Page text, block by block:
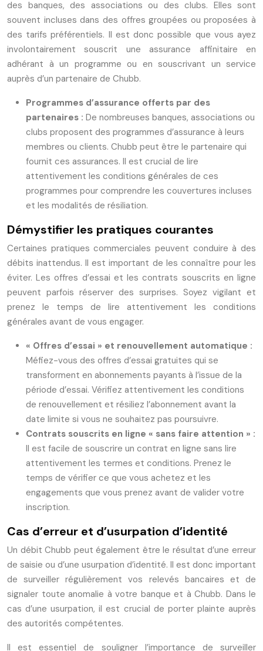
des banques, des associations ou des clubs. Elles sont
souvent incluses dans des offres groupées ou proposées à
des tarifs préférentiels. Il est donc possible que vous ayez
involontairement souscrit une assurance affinitaire en
adhérant à un programme ou en souscrivant un service
auprès d’un partenaire de Chubb.
Programmes d’assurance offerts par des
partenaires : De nombreuses banques, associations ou
clubs proposent des programmes d’assurance à leurs
membres ou clients. Chubb peut être le partenaire qui
fournit ces assurances. Il est crucial de lire
attentivement les conditions générales de ces
programmes pour comprendre les couvertures incluses
et les modalités de résiliation.
Démystifier les pratiques courantes
Certaines pratiques commerciales peuvent conduire à des
débits inattendus. Il est important de les connaître pour les
éviter. Les offres d’essai et les contrats souscrits en ligne
peuvent parfois réserver des surprises. Soyez vigilant et
prenez le temps de lire attentivement les conditions
générales avant de vous engager.
« Offres d’essai » et renouvellement automatique :
Méfiez-vous des offres d’essai gratuites qui se
transforment en abonnements payants à l’issue de la
période d’essai. Vérifiez attentivement les conditions
de renouvellement et résiliez l’abonnement avant la
date limite si vous ne souhaitez pas poursuivre.
Contrats souscrits en ligne « sans faire attention » :
Il est facile de souscrire un contrat en ligne sans lire
attentivement les termes et conditions. Prenez le
temps de vérifier ce que vous achetez et les
engagements que vous prenez avant de valider votre
inscription.
Cas d’erreur et d’usurpation d’identité
Un débit Chubb peut également être le résultat d’une erreur
de saisie ou d’une usurpation d’identité. Il est donc important
de surveiller régulièrement vos relevés bancaires et de
signaler toute anomalie à votre banque et à Chubb. Dans le
cas d’une usurpation, il est crucial de porter plainte auprès
des autorités compétentes.
Il est essentiel de souligner l’importance de surveiller